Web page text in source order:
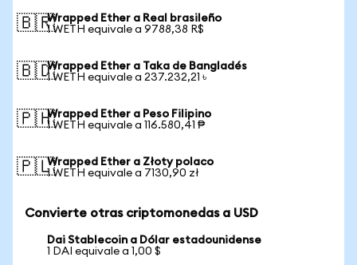
🇧🇷Wrapped Ether a Real brasileño
1 WETH equivale a 9788,38 R$
🇧🇩Wrapped Ether a Taka de Bangladés
1 WETH equivale a 237.232,21 ৳
🇵🇭Wrapped Ether a Peso Filipino
1 WETH equivale a 116.580,41 ₱
🇵🇱Wrapped Ether a Złoty polaco
1 WETH equivale a 7130,90 zł
Convierte otras criptomonedas a USD
Dai Stablecoin a Dólar estadounidense
1 DAI equivale a 1,00 $